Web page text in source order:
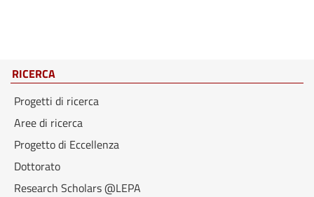
RICERCA
Progetti di ricerca
Aree di ricerca
Progetto di Eccellenza
Dottorato
Research Scholars @LEPA